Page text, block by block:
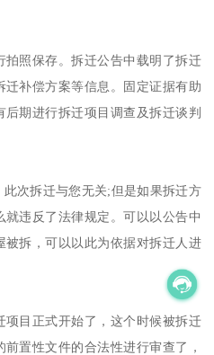
照保存。拆迁公告中载明了拆迁
补偿方案等信息。固定证据有助
期进行拆迁项目调查及拆迁谈判
次拆迁与您无关;但是如果拆迁方
违反了法律规定。可以以公告中
拆，可以以此为依据对拆迁人进
目正式开始了，这个时候被拆迁
置性文件的合法性进行审查了，